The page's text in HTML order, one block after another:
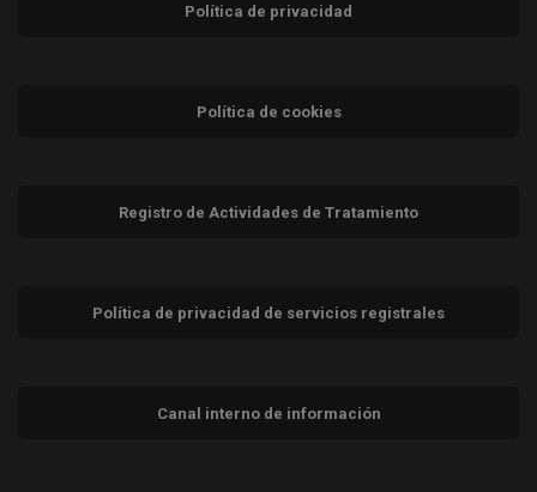
Política de privacidad
Política de cookies
Registro de Actividades de Tratamiento
Política de privacidad de servicios registrales
Canal interno de información